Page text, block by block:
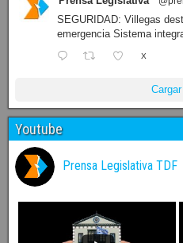
SEGURIDAD: Villegas
emergencia Sistema
X
Youtube
Prensa Legislativa TDF